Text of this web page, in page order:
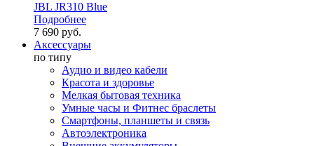
JBL JR310 Blue
Подробнее
7 690 руб.
Аксессуары
по типу
Аудио и видео кабели
Красота и здоровье
Мелкая бытовая техника
Умные часы и Фитнес браслеты
Смартфоны, планшеты и связь
Автоэлектроника